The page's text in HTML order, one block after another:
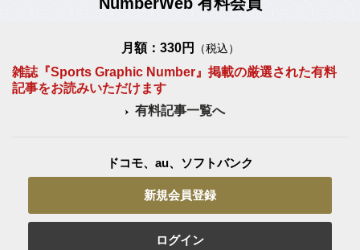
月額：330円 （税込）
雑誌『Sports Graphic Number』掲載の厳選された有料
記事をお読みいただけます
有料記事一覧へ
ドコモ、au、ソフトバンク
新規会員登録
ログイン